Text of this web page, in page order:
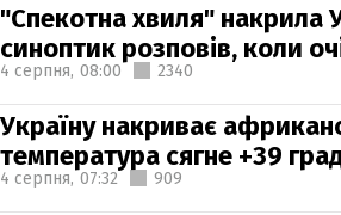
"Спекотна хвиля" накрила
синоптик розповів, коли
4 серпня, 08:00 2340
Україну накриває
температура сягне +39
4 серпня, 07:32 909